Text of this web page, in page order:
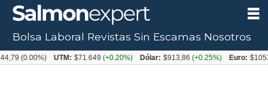
Bolsa Laboral Revistas Sin Escamas Nosotros
UTM: $71.649(+0.20%) Dólar: $913,86(+0.25%) Euro: $1053,08(-